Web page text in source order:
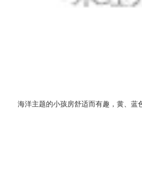
海洋主题的小孩房舒适而有趣，黄、蓝